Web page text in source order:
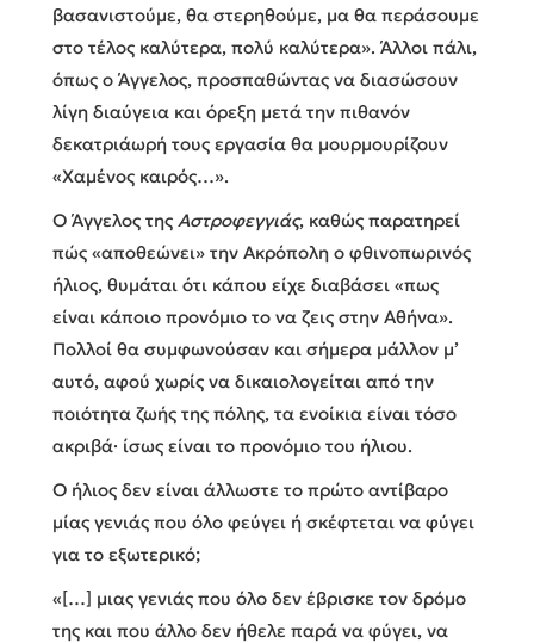
βασανιστούμε, θα στερηθούμε, μα θα περάσουμε
στο τέλος καλύτερα, πολύ καλύτερα». Άλλοι πάλι,
όπως ο Άγγελος, προσπαθώντας να διασώσουν
λίγη διαύγεια και όρεξη μετά την πιθανόν
δεκατριάωρή τους εργασία θα μουρμουρίζουν
«Χαμένος καιρός…».
Ο Άγγελος της Αστροφεγγιάς, καθώς παρατηρεί
πώς «αποθεώνει» την Ακρόπολη ο φθινοπωρινός
ήλιος, θυμάται ότι κάπου είχε διαβάσει «πως
είναι κάποιο προνόμιο το να ζεις στην Αθήνα».
Πολλοί θα συμφωνούσαν και σήμερα μάλλον μ’
αυτό, αφού χωρίς να δικαιολογείται από την
ποιότητα ζωής της πόλης, τα ενοίκια είναι τόσο
ακριβά· ίσως είναι το προνόμιο του ήλιου.
Ο ήλιος δεν είναι άλλωστε το πρώτο αντίβαρο
μίας γενιάς που όλο φεύγει ή σκέφτεται να φύγει
για το εξωτερικό;
«[…] μιας γενιάς που όλο δεν έβρισκε τον δρόμο
της και που άλλο δεν ήθελε παρά να φύγει, να